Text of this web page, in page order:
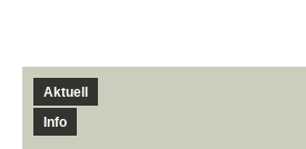
Aktuell
Info